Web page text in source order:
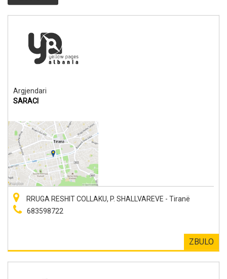
Argjendari
SARACI
RRUGA RESHIT COLLAKU, P. SHALLVAREVE - Tiranë
683598722
ZBULO